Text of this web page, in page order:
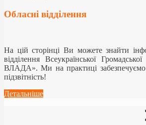
Обласні відділення
На цій сторінці Ви можете знайти
відділення Всеукраїнської
ВЛАДА». Ми на практиці забезпечуємо
підзвітність!
Детальніше